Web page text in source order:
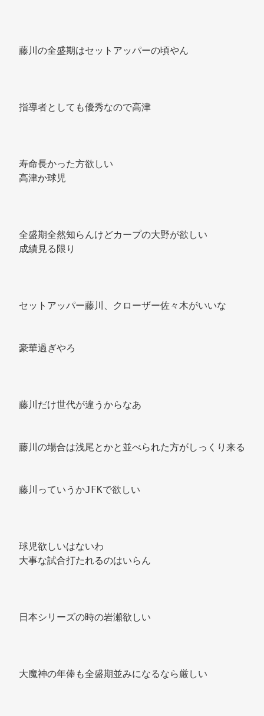
藤川の全盛期はセットアッパーの頃やん
指導者としても優秀なので高津
寿命長かった方欲しい
高津か球児
全盛期全然知らんけどカープの大野が欲しい
成績見る限り
セットアッパー藤川、クローザー佐々木がいいな
豪華過ぎやろ
藤川だけ世代が違うからなあ
藤川っていうかJFKで欲しい
球児欲しいはないわ
大事な試合打たれるのはいらん
日本シリーズの時の岩瀬欲しい
大魔神の年俸も全盛期並みになるなら厳しい